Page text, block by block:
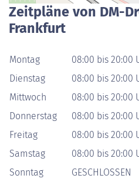
Zeitpläne von DM-
Frankfurt
Montag
08:00 bis 20:00
Dienstag
08:00 bis 20:00
Mittwoch
08:00 bis 20:00
Donnerstag
08:00 bis 20:00
Freitag
08:00 bis 20:00
Samstag
08:00 bis 20:00
Sonntag
GESCHLOSSEN